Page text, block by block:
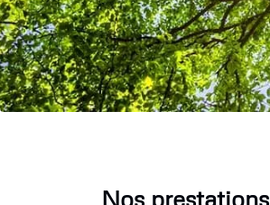
Nos prestations